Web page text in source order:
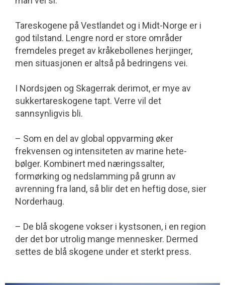
Tareskogene på Vestlandet og i Midt-Norge er i
god tilstand. Lengre nord er store områder
fremdeles preget av kråkebollenes herjinger,
men situasjonen er altså på bedringens vei.
I Nordsjøen og Skagerrak derimot, er mye av
sukkertareskogene tapt. Verre vil det
sannsynligvis bli.
– Som en del av global oppvarming øker
frekvensen og intensiteten av marine hete­
bølger. Kombinert med nærings­salter,
formørking og nedslamming på grunn av
avrenning fra land, så blir det en heftig dose, sier
Norderhaug.
– De blå skogene vokser i kystsonen, i en region
der det bor utrolig mange mennesker. Dermed
settes de blå skogene under et sterkt press.